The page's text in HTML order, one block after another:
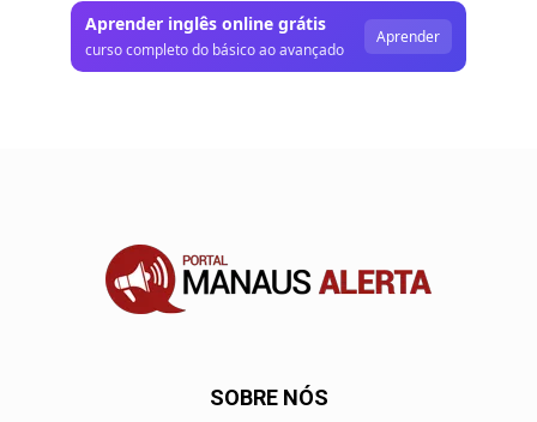
Aprender inglês online grátis
curso completo do básico ao avançado
Aprender
SOBRE NÓS